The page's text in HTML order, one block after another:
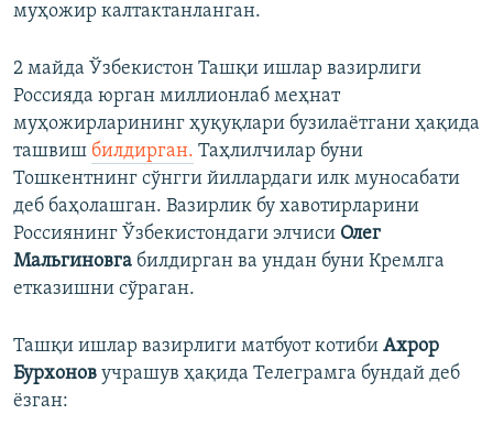
муҳожир калтактанланган.
2 майда Ўзбекистон Ташқи ишлар вазирлиги
Россияда юрган миллионлаб меҳнат
муҳожирларининг ҳуқуқлари бузилаётгани ҳақида
ташвиш билдирган. Таҳлилчилар буни
Тошкентнинг сўнгги йиллардаги илк муносабати
деб баҳолашган. Вазирлик бу хавотирларини
Россиянинг Ўзбекистондаги элчиси Олег
Мальгиновга билдирган ва ундан буни Кремлга
етказишни сўраган.
Ташқи ишлар вазирлиги матбуот котиби Ахрор
Бурхонов учрашув ҳақида Телеграмга бундай деб
ёзган: